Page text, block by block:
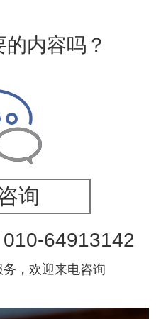
内容吗？
询
64913142
，欢迎来电咨询